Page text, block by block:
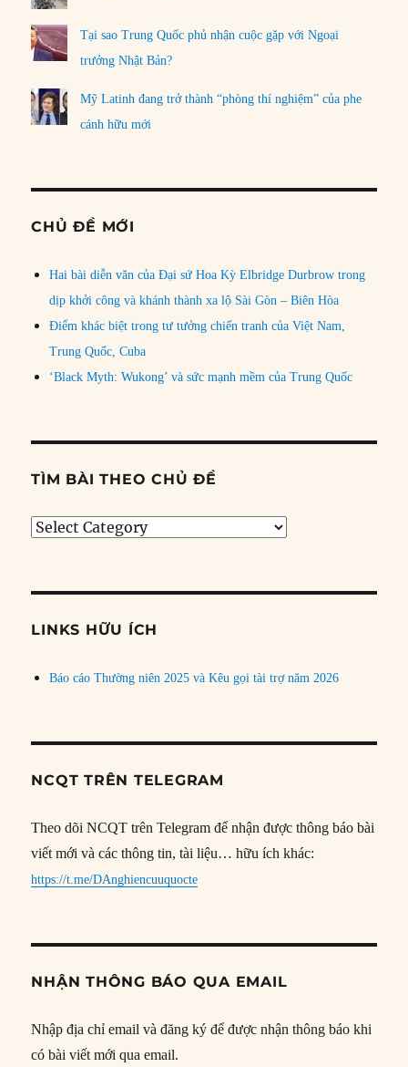
Tại sao Trung Quốc phủ nhận cuộc gặp với Ngoại
trưởng Nhật Bản?
Mỹ Latinh đang trở thành “phòng thí nghiệm” của phe
cánh hữu mới
CHỦ ĐỀ MỚI
Hai bài diễn văn của Đại sứ Hoa Kỳ Elbridge Durbrow trong
dịp khởi công và khánh thành xa lộ Sài Gòn – Biên Hòa
Điểm khác biệt trong tư tưởng chiến tranh của Việt Nam,
Trung Quốc, Cuba
‘Black Myth: Wukong’ và sức mạnh mềm của Trung Quốc
TÌM BÀI THEO CHỦ ĐỀ
Tìm
đề
LINKS HỮU ÍCH
Báo cáo Thường niên 2025 và Kêu gọi tài trợ năm 2026
NCQT TRÊN TELEGRAM
Theo dõi NCQT trên Telegram để nhận được thông báo bài
viết mới và các thông tin, tài liệu… hữu ích khác:
https://t.me/DAnghiencuuquocte
NHẬN THÔNG BÁO QUA EMAIL
Nhập địa chỉ email và đăng ký để được nhận thông báo khi
có bài viết mới qua email.